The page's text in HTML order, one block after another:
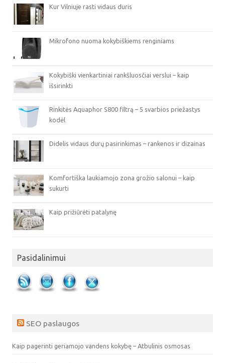
Kur Vilniuje rasti vidaus duris
Mikrofono nuoma kokybiškiems renginiams
Kokybiški vienkartiniai rankšluosčiai verslui – kaip
išsirinkti
Rinkitės Aquaphor S800 filtrą – 5 svarbios priežastys
kodėl
Didelis vidaus durų pasirinkimas – rankenos ir dizainas
Komfortiška laukiamojo zona grožio salonui – kaip
sukurti
Kaip prižiūrėti patalynę
Pasidalinimui
SEO paslaugos
Kaip pagerinti geriamojo vandens kokybę – Atbulinis osmosas